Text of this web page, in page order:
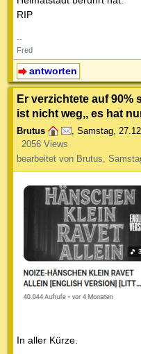
RIP
--
Fred
antworten
Er verzichtete auf 90%
ist nicht weg,, es hat
Brutus , Samstag,
2056 Views
bearbeitet von Brutus,
In aller Kürze.